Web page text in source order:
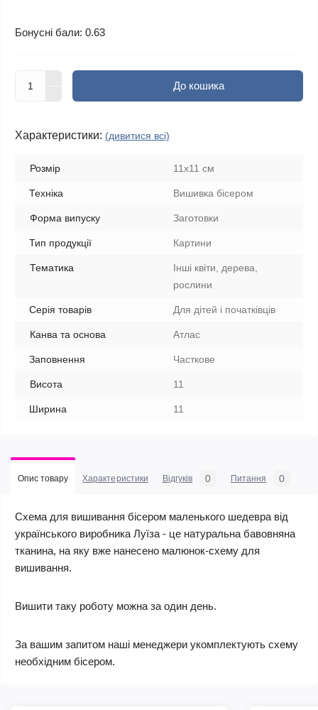
Бонусні бали: 0.63
До кошика
Характеристики: (дивитися всі)
Розмір 11x11 см
Техніка Вишивка бісером
Форма випуску Заготовки
Тип продукції Картини
Тематика
Інші квіти, дерева,
рослини
Серія товарів Для дітей і початківців
Канва та основа Атлас
Заповнення Часткове
Висота 11
Ширина 11
Опис товару Характеристики Відгуків 0 Питання 0
Схема для вишивання бісером маленького шедевра від
українського виробника Луїза - це натуральна бавовняна
тканина, на яку вже нанесено малюнок-схему для
вишивання.
Вишити таку роботу можна за один день.
За вашим запитом наші менеджери укомплектують схему
необхідним бісером.